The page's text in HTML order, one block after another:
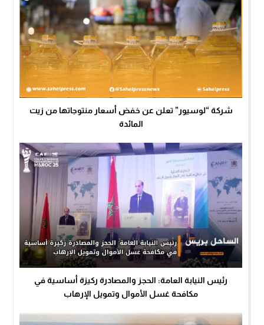
شركة “لوسيور” تعلن عن خفض أسعار منتوجاتها من زيت
المائدة
رئيس النيابة العامة: الحجز والمصادرة ركيزة أساسية في
مكافحة غسل الأموال وتمويل الإرهاب